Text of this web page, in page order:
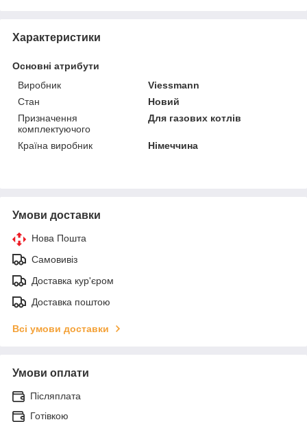
Характеристики
Основні атрибути
Виробник
Viessmann
Стан
Новий
Призначення
комплектуючого
Для газових котлів
Країна виробник Німеччина
Умови доставки
Нова Пошта
Самовивіз
Доставка кур'єром
Доставка поштою
Всі умови доставки
Умови оплати
Післяплата
Готівкою